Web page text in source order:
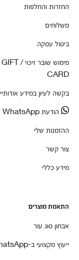
החזרות והחלפות
משלוחים
ביטול עסקה
מימוש שובר זיכוי / GIFT
CARD
בקשה לעיון במידע אודותיי
הודעת WhatsApp
ההזמנות שלי
צור קשר
מידע כללי
התאמת מוצרים
אבחון סוג עור
ייעוץ מקצועי ב-WhatsApp